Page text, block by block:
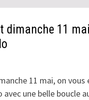
dimanche 11
11 mai, on vous
avec une belle boucle